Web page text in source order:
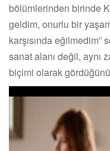
bölümlerinden birinde
geldim, onurlu bir
karşısında eğilmedim”
sanat alanı değil, aynı
biçimi olarak